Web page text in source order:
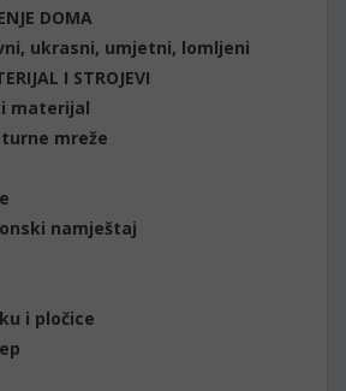
DOMA
ukrasni, umjetni, lomljeni
I STROJEVI
materijal
mreže
namještaj
i pločice